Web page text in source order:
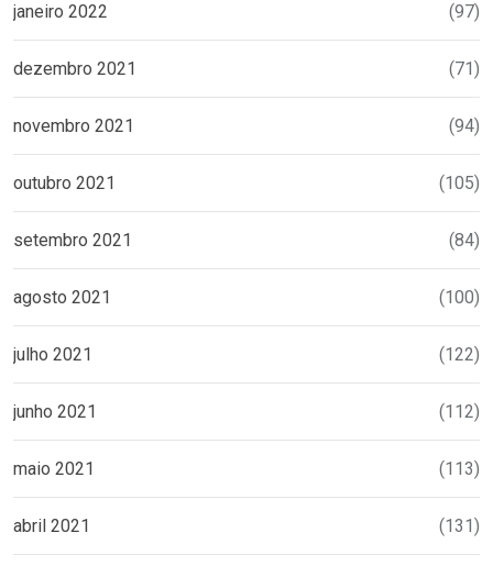
janeiro 2022 (97)
dezembro 2021 (71)
novembro 2021 (94)
outubro 2021 (105)
setembro 2021 (84)
agosto 2021 (100)
julho 2021 (122)
junho 2021 (112)
maio 2021 (113)
abril 2021 (131)